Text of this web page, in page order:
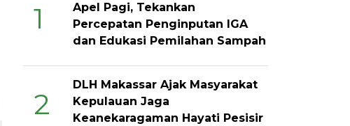
1
Apel Pagi, Tekankan
Percepatan Penginputan IGA
dan Edukasi Pemilahan Sampah
2
DLH Makassar Ajak Masyarakat
Kepulauan Jaga
Keanekaragaman Hayati Pesisir